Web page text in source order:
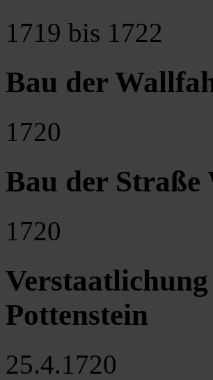
1719 bis 1722
Bau der
1720
Bau der
1720
Pottenstein
25.4.1720